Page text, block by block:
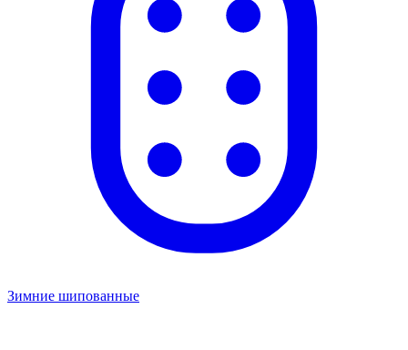
Зимние шипованные